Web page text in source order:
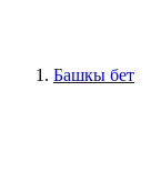
Башкы бет